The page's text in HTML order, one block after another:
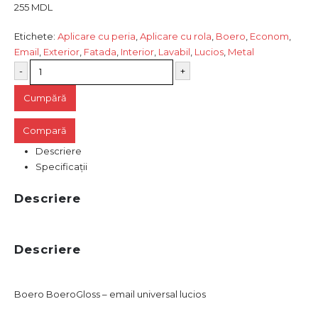
255 MDL
Etichete: Aplicare cu peria Aplicare cu rola Boero Econom
Email Exterior Fatada Interior Lavabil Lucios Metal
-
+
Сumpără
Compară
Descriere
Specificații
Descriere
Descriere
Boero BoeroGloss – email universal lucios